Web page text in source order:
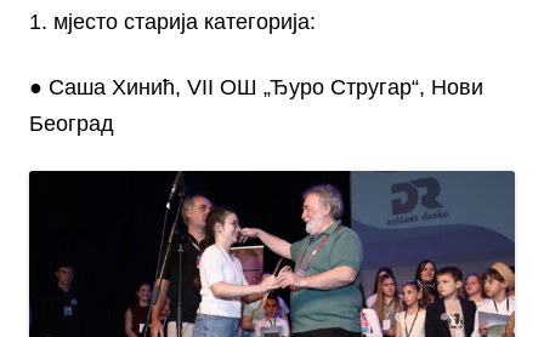
1. мјесто старија категорија:
● Саша Хинић, VII ОШ „Ђуро Стругар“, Нови
Београд